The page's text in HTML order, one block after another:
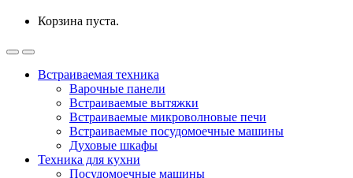
Корзина пуста.
Встраиваемая техника
Варочные панели
Встраиваемые вытяжки
Встраиваемые микроволновые печи
Встраиваемые посудомоечные машины
Духовые шкафы
Техника для кухни
Посудомоечные машины